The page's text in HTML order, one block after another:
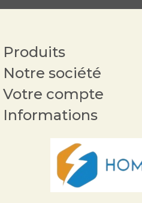
Produits
Notre société
Votre compte
Informations